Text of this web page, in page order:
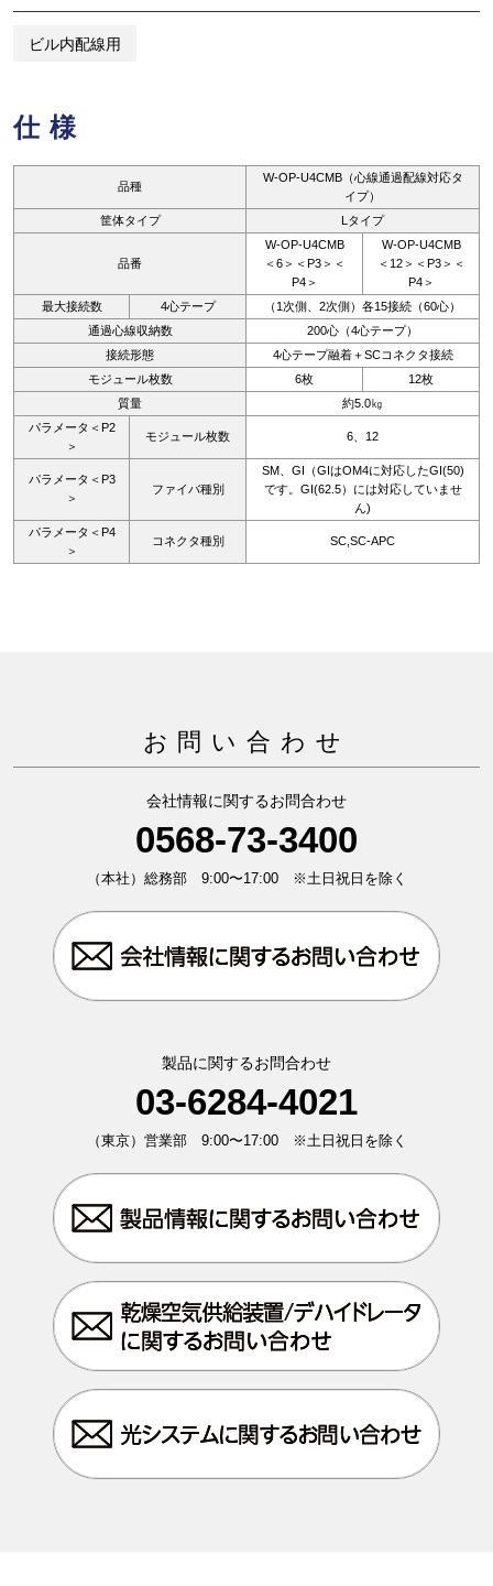
ビル内配線用
仕様
品種
W-OP-U4CMB（心線通過配線対応タ
イプ）
筐体タイプ
Lタイプ
品番
W-OP-U4CMB
＜6＞＜P3＞＜
P4＞
W-OP-U4CMB
＜12＞＜P3＞＜
P4＞
最大接続数
4心テープ
（1次側、2次側）各15接続（60心）
通過心線収納数
200心（4心テープ）
接続形態
4心テープ融着＋SCコネクタ接続
モジュール枚数
6枚
12枚
質量
約5.0㎏
パラメータ＜P2
＞
モジュール枚数 6、12
パラメータ＜P3
＞
ファイバ種別
SM、GI（GIはOM4に対応したGI(50)
です。GI(62.5）には対応していませ
ん)
パラメータ＜P4
＞
コネクタ種別 SC,SC-APC
お問い合わせ
会社情報に関するお問合わせ
0568-73-3400
（本社）総務部 9:00〜17:00 ※土日祝日を除く
製品に関するお問合わせ
03-6284-4021
（東京）営業部 9:00〜17:00 ※土日祝日を除く